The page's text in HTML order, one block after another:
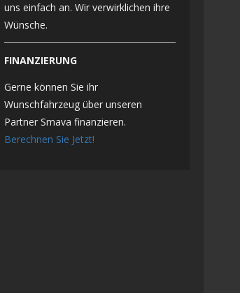
uns einfach an. Wir verwirklichen ihre
Wünsche.
FINANZIERUNG
Gerne können Sie ihr
Wunschfahrzeug über unseren
Partner Smava finanzieren.
Berechnen Sie Jetzt!